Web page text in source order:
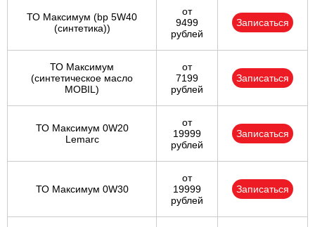
ТО Максимум (bp 5W40
(синтетика))
от
9499
рублей
Записаться
ТО Максимум
(cинтетическое масло
MOBIL)
от
7199
рублей
Записаться
ТО Максимум 0W20
Lemarc
от
19999
рублей
Записаться
ТО Максимум 0W30
от
19999
рублей
Записаться